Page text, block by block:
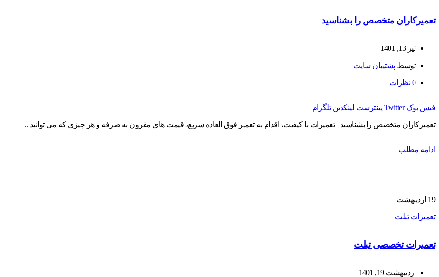
تعمیرکاران متخصص را بشناسید
تیر 13, 1401
توسط پشتیبان سایت
0 نظرات
فیس بوک Twitter پینترست لینکدین تلگرام
تعمیرکاران متخصص را بشناسید تعمیرات با کیفیت، اقدام به تعمیر فوق العاده سریع، قیمت های مقرون به صرفه و هر چیزی که می توانید ...
ادامه مطلب
19 اردیبهشت
تعمیرات تبلت
تعمیرات تخصصی تبلت
اردیبهشت 19, 1401